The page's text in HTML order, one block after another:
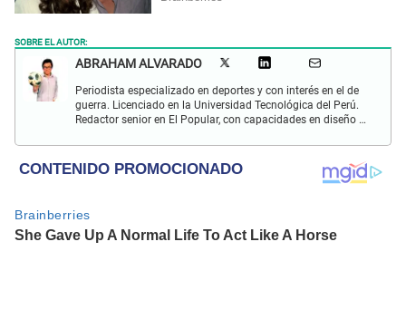
SOBRE EL AUTOR:
ABRAHAM ALVARADO
Periodista especializado en deportes y con interés en el de
guerra. Licenciado en la Universidad Tecnológica del Perú.
Redactor senior en El Popular, con capacidades en diseño y
cultural.